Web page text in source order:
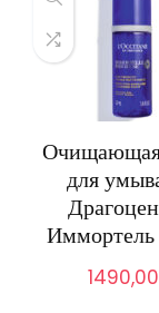
для